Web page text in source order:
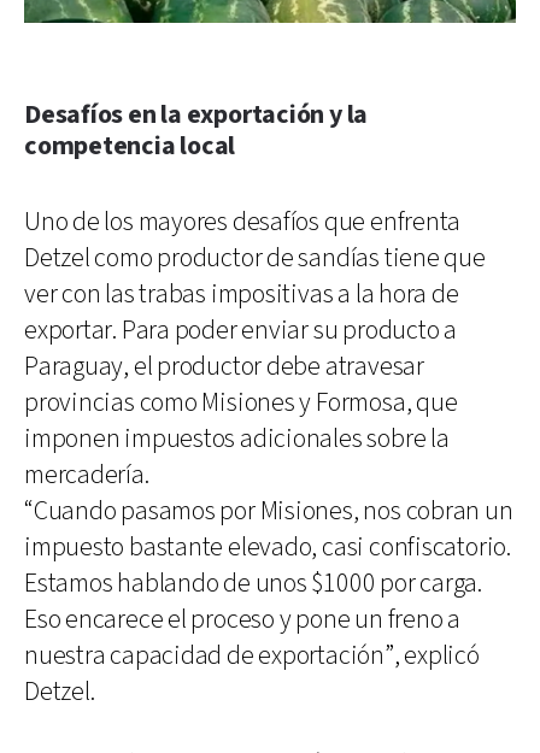
Desafíos en la exportación y la
competencia local
Uno de los mayores desafíos que enfrenta
Detzel como productor de sandías tiene que
ver con las trabas impositivas a la hora de
exportar. Para poder enviar su producto a
Paraguay, el productor debe atravesar
provincias como Misiones y Formosa, que
imponen impuestos adicionales sobre la
mercadería.
“Cuando pasamos por Misiones, nos cobran un
impuesto bastante elevado, casi confiscatorio.
Estamos hablando de unos $1000 por carga.
Eso encarece el proceso y pone un freno a
nuestra capacidad de exportación”, explicó
Detzel.